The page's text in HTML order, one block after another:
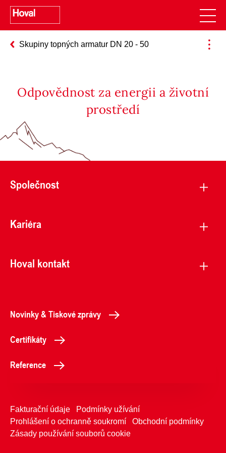
Skupiny topných armatur DN 20 - 50
Odpovědnost za energii a životní
prostředí
Společnost
Kariéra
Hoval kontakt
Novinky & Tiskové zprávy
Certifikáty
Reference
Fakturační údaje
Podmínky užívání
Prohlášení o ochranně soukromí
Obchodní podmínky
Zásady používání souborů cookie